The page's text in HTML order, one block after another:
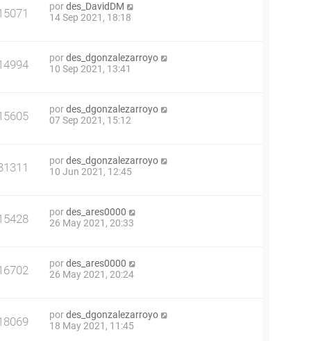
pordes_DavidDM
14 Sep 2021, 18:18
pordes_dgonzalezarroyo
10 Sep 2021, 13:41
pordes_dgonzalezarroyo
07 Sep 2021, 15:12
pordes_dgonzalezarroyo
10 Jun 2021, 12:45
pordes_ares0000
26 May 2021, 20:33
pordes_ares0000
26 May 2021, 20:24
pordes_dgonzalezarroyo
18 May 2021, 11:45